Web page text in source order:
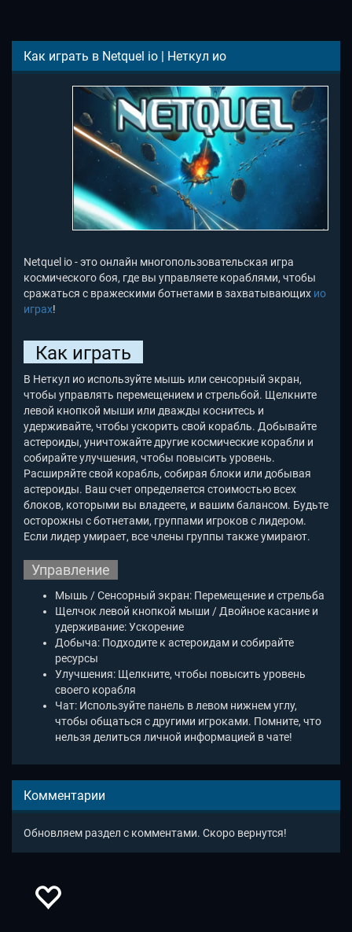
Как играть в Netquel io | Неткул ио
Netquel io - это онлайн многопользовательская игра
космического боя, где вы управляете кораблями, чтобы
сражаться с вражескими ботнетами в захватывающих ио
играх!
Как играть
В Неткул ио используйте мышь или сенсорный экран,
чтобы управлять перемещением и стрельбой. Щелкните
левой кнопкой мыши или дважды коснитесь и
удерживайте, чтобы ускорить свой корабль. Добывайте
астероиды, уничтожайте другие космические корабли и
собирайте улучшения, чтобы повысить уровень.
Расширяйте свой корабль, собирая блоки или добывая
астероиды. Ваш счет определяется стоимостью всех
блоков, которыми вы владеете, и вашим балансом. Будьте
осторожны с ботнетами, группами игроков с лидером.
Если лидер умирает, все члены группы также умирают.
Управление
Мышь / Сенсорный экран: Перемещение и стрельба
Щелчок левой кнопкой мыши / Двойное касание и
удерживание: Ускорение
Добыча: Подходите к астероидам и собирайте
ресурсы
Улучшения: Щелкните, чтобы повысить уровень
своего корабля
Чат: Используйте панель в левом нижнем углу,
чтобы общаться с другими игроками. Помните, что
нельзя делиться личной информацией в чате!
Комментарии
Обновляем раздел с комментами. Скоро вернутся!